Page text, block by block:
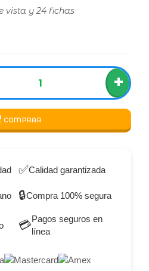
vista y 24 fichas
+
COMPRAR
✅Calidad garantizada
🔒Compra 100% segura
💳Pagos seguros en
línea